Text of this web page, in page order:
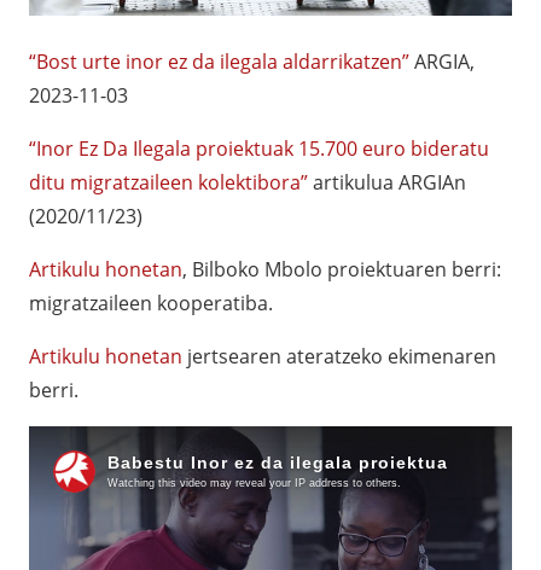
“Bost urte inor ez da ilegala aldarrikatzen”ARGIA,
2023-11-03
“Inor Ez Da Ilegala proiektuak 15.700 euro bideratu
ditu migratzaileen kolektibora”artikulua ARGIAn
(2020/11/23)
Artikulu honetan, Bilboko Mbolo proiektuaren berri:
migratzaileen kooperatiba.
Artikulu honetan jertsearen ateratzeko ekimenaren
berri.